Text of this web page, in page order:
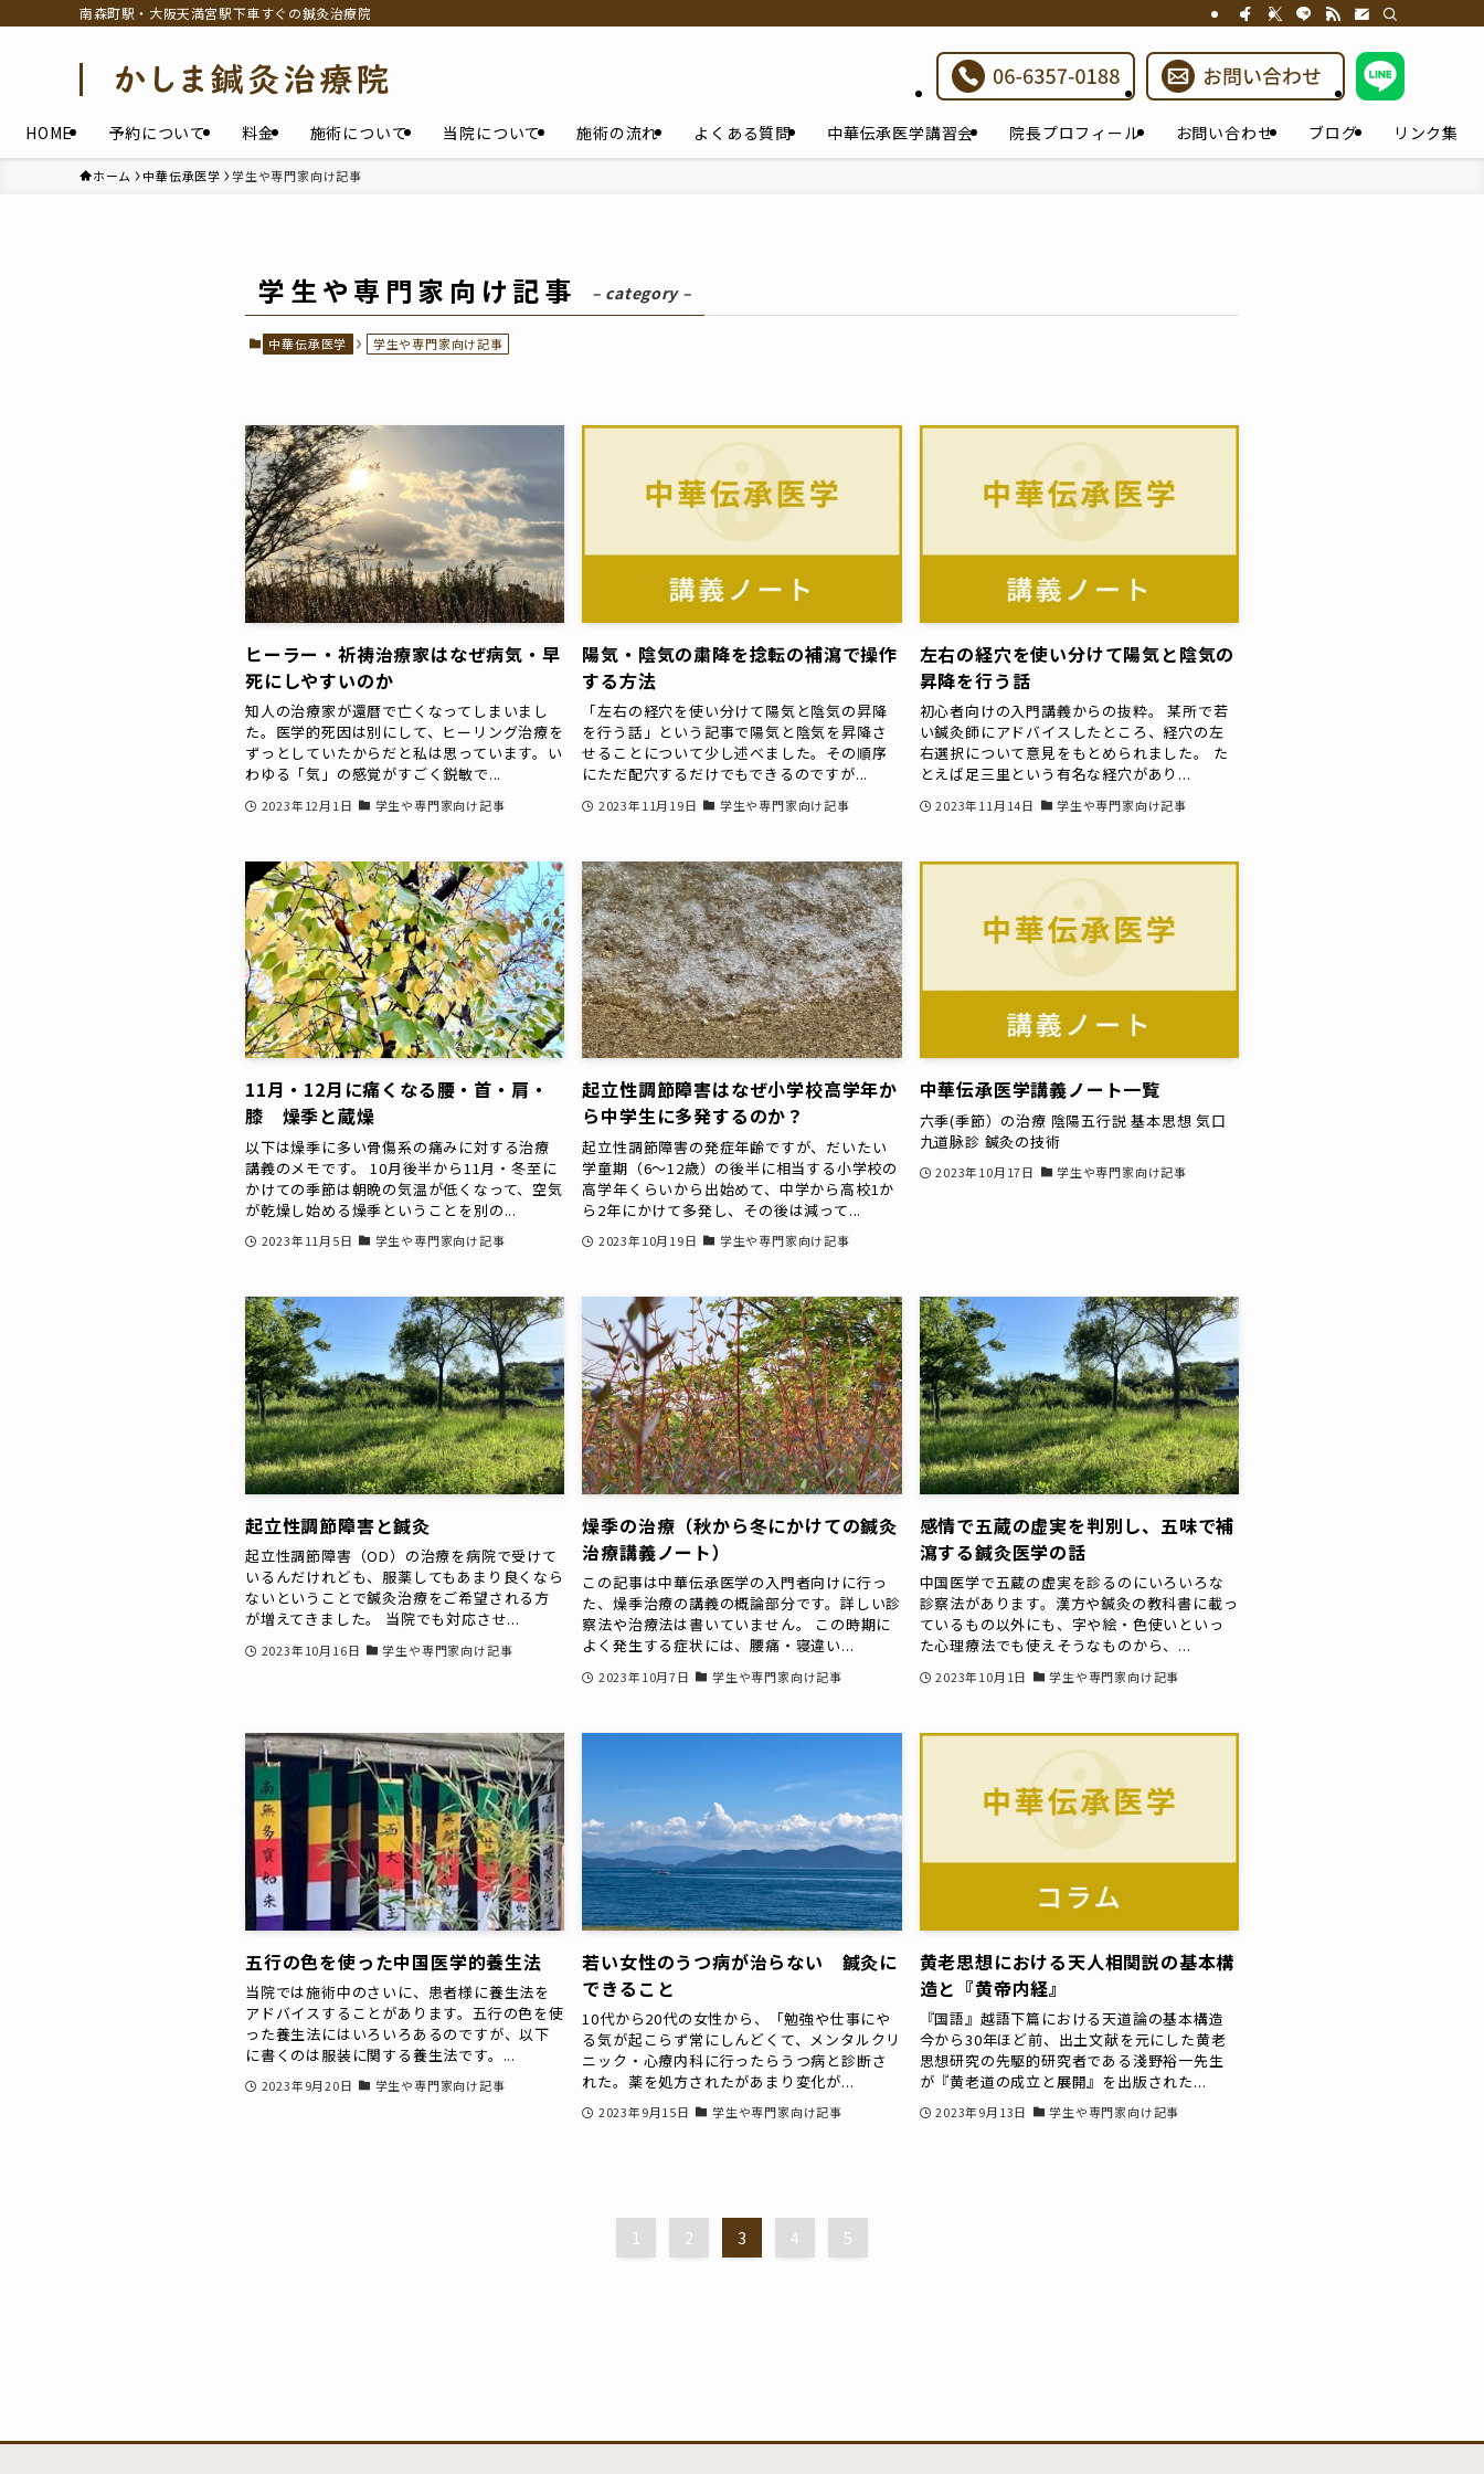
南森町駅・大阪天満宮駅下車すぐの鍼灸治療院
HOME 予約について 料金 施術について 当院について 施術の流れ よくある質問 中華伝承医学講習会 院長プロフィール お問い合わせ ブログ リンク集
ホーム 中華伝承医学 学生や専門家向け記事
学生や専門家向け記事 – category –
中華伝承医学 学生や専門家向け記事
ヒーラー・祈祷治療家はなぜ病気・早
死にしやすいのか
知人の治療家が還暦で亡くなってしまいまし
た。医学的死因は別にして、ヒーリング治療を
ずっとしていたからだと私は思っています。い
わゆる「気」の感覚がすごく鋭敏で...
2023年12月1日 学生や専門家向け記事
陽気・陰気の粛降を捻転の補瀉で操作
する方法
「左右の経穴を使い分けて陽気と陰気の昇降
を行う話」という記事で陽気と陰気を昇降さ
せることについて少し述べました。その順序
にただ配穴するだけでもできるのですが...
2023年11月19日 学生や専門家向け記事
左右の経穴を使い分けて陽気と陰気の
昇降を行う話
初心者向けの入門講義からの抜粋。 某所で若
い鍼灸師にアドバイスしたところ、経穴の左
右選択について意見をもとめられました。 た
とえば足三里という有名な経穴があり...
2023年11月14日 学生や専門家向け記事
11月・12月に痛くなる腰・首・肩・
膝 燥季と蔵燥
以下は燥季に多い骨傷系の痛みに対する治療
講義のメモです。 10月後半から11月・冬至に
かけての季節は朝晩の気温が低くなって、空気
が乾燥し始める燥季ということを別の...
2023年11月5日 学生や専門家向け記事
起立性調節障害はなぜ小学校高学年か
ら中学生に多発するのか？
起立性調節障害の発症年齢ですが、だいたい
学童期（6～12歳）の後半に相当する小学校の
高学年くらいから出始めて、中学から高校1か
ら2年にかけて多発し、その後は減って...
2023年10月19日 学生や専門家向け記事
中華伝承医学講義ノート一覧
六季(季節）の治療 陰陽五行説 基本思想 気口
九道脉診 鍼灸の技術
2023年10月17日 学生や専門家向け記事
起立性調節障害と鍼灸
起立性調節障害（OD）の治療を病院で受けて
いるんだけれども、服薬してもあまり良くなら
ないということで鍼灸治療をご希望される方
が増えてきました。 当院でも対応させ...
2023年10月16日 学生や専門家向け記事
燥季の治療（秋から冬にかけての鍼灸
治療講義ノート）
この記事は中華伝承医学の入門者向けに行っ
た、燥季治療の講義の概論部分です。詳しい診
察法や治療法は書いていません。 この時期に
よく発生する症状には、腰痛・寝違い...
2023年10月7日 学生や専門家向け記事
感情で五蔵の虚実を判別し、五味で補
瀉する鍼灸医学の話
中国医学で五蔵の虚実を診るのにいろいろな
診察法があります。漢方や鍼灸の教科書に載っ
ているもの以外にも、字や絵・色使いといっ
た心理療法でも使えそうなものから、...
2023年10月1日 学生や専門家向け記事
五行の色を使った中国医学的養生法
当院では施術中のさいに、患者様に養生法を
アドバイスすることがあります。五行の色を使
った養生法にはいろいろあるのですが、以下
に書くのは服装に関する養生法です。...
2023年9月20日 学生や専門家向け記事
若い女性のうつ病が治らない 鍼灸に
できること
10代から20代の女性から、「勉強や仕事にや
る気が起こらず常にしんどくて、メンタルクリ
ニック・心療内科に行ったらうつ病と診断さ
れた。薬を処方されたがあまり変化が...
2023年9月15日 学生や専門家向け記事
黄老思想における天人相関説の基本構
造と『黄帝内経』
『国語』越語下篇における天道論の基本構造
今から30年ほど前、出土文献を元にした黄老
思想研究の先駆的研究者である淺野裕一先生
が『黄老道の成立と展開』を出版された...
2023年9月13日 学生や専門家向け記事
1 2 3 4 5